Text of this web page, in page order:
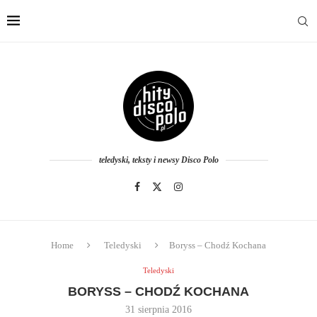
teledyski, teksty i newsy Disco Polo
Home Teledyski Boryss – Chodź Kochana
Teledyski
BORYSS – CHODŹ KOCHANA
31 sierpnia 2016